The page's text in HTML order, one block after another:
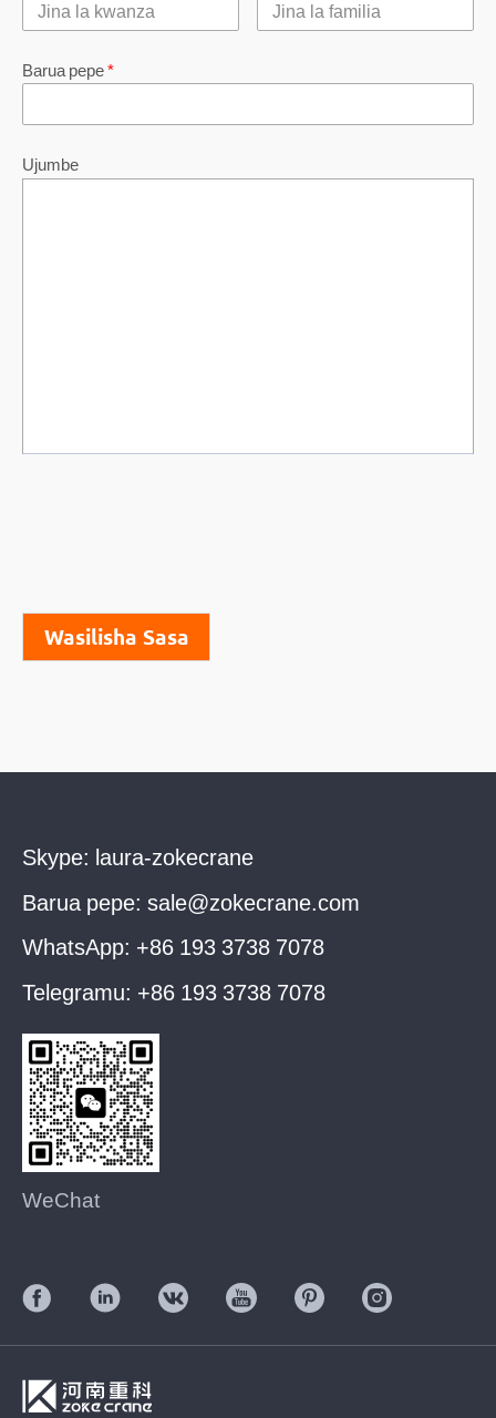
Barua pepe*
Ujumbe
Wasilisha Sasa
Skype: laura-zokecrane
Barua pepe: sale@zokecrane.com
WhatsApp: +86 193 3738 7078
Telegramu: +86 193 3738 7078
WeChat